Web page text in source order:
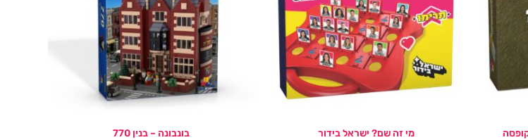
מי זה שם? ישראל בידור בונבונה – בנין 770